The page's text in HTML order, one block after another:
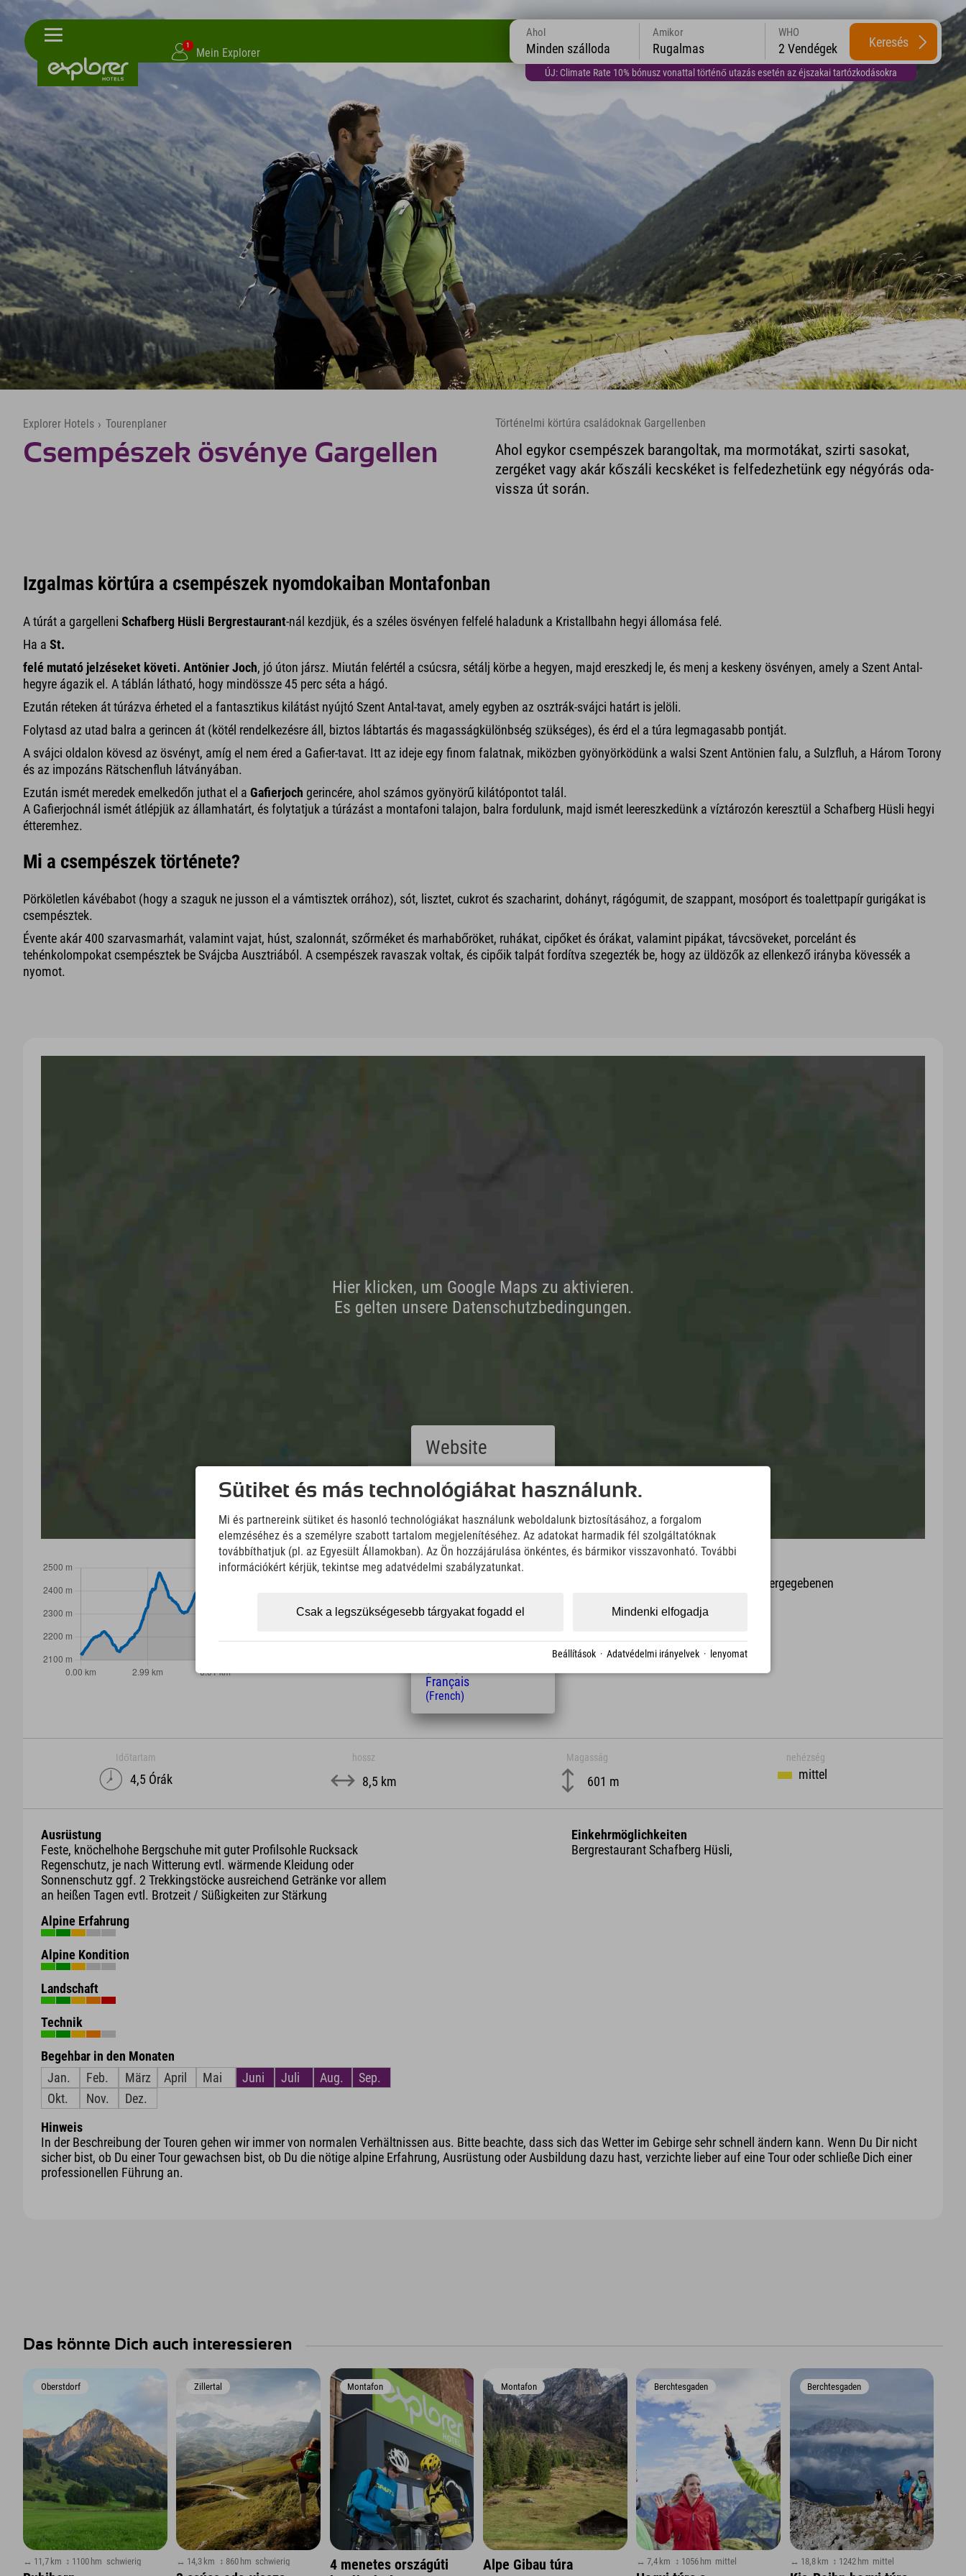
1
Mein Explorer
ÚJ: Climate Rate 10% bónusz vonattal történő utazás esetén az éjszakai tartózkodásokra
Ahol
Minden szálloda
Amikor
Rugalmas
WHO
2 Vendégek Keresés
Explorer Hotels › Tourenplaner
Csempészek ösvénye Gargellen
Történelmi körtúra családoknak Gargellenben
Ahol egykor csempészek barangoltak, ma mormotákat, szirti sasokat,
zergéket vagy akár kőszáli kecskéket is felfedezhetünk egy négyórás oda-
vissza út során.
Izgalmas körtúra a csempészek nyomdokaiban Montafonban
A túrát a gargelleni Schafberg Hüsli Bergrestaurant-nál kezdjük, és a széles ösvényen felfelé haladunk a Kristallbahn hegyi állomása felé.
Ha a St.
felé mutató jelzéseket követi. Antönier Joch, jó úton jársz. Miután felértél a csúcsra, sétálj körbe a hegyen, majd ereszkedj le, és menj a keskeny ösvényen, amely a Szent Antal-
hegyre ágazik el. A táblán látható, hogy mindössze 45 perc séta a hágó.
Ezután réteken át túrázva érheted el a fantasztikus kilátást nyújtó Szent Antal-tavat, amely egyben az osztrák-svájci határt is jelöli.
Folytasd az utad balra a gerincen át (kötél rendelkezésre áll, biztos lábtartás és magasságkülönbség szükséges), és érd el a túra legmagasabb pontját.
A svájci oldalon kövesd az ösvényt, amíg el nem éred a Gafier-tavat. Itt az ideje egy finom falatnak, miközben gyönyörködünk a walsi Szent Antönien falu, a Sulzfluh, a Három Torony
és az impozáns Rätschenfluh látványában.
Ezután ismét meredek emelkedőn juthat el a Gafierjoch gerincére, ahol számos gyönyörű kilátópontot talál.
A Gafierjochnál ismét átlépjük az államhatárt, és folytatjuk a túrázást a montafoni talajon, balra fordulunk, majd ismét leereszkedünk a víztározón keresztül a Schafberg Hüsli hegyi
étteremhez.
Mi a csempészek története?
Pörköletlen kávébabot (hogy a szaguk ne jusson el a vámtisztek orrához), sót, lisztet, cukrot és szacharint, dohányt, rágógumit, de szappant, mosóport és toalettpapír gurigákat is
csempésztek.
Évente akár 400 szarvasmarhát, valamint vajat, húst, szalonnát, szőrméket és marhabőröket, ruhákat, cipőket és órákat, valamint pipákat, távcsöveket, porcelánt és
tehénkolompokat csempésztek be Svájcba Ausztriából. A csempészek ravaszak voltak, és cipőik talpát fordítva szegezték be, hogy az üldözők az ellenkező irányba kövessék a
nyomot.
Hier klicken, um Google Maps zu aktivieren.
Es gelten unsere Datenschutzbedingungen.
Downloads
Wir übernehmen keine Haftung für die Richtigkeit, Vollständigkeit oder Aktualität der wiedergegebenen
Időtartam
4,5 Órák
hossz
8,5 km
Magasság
601 m
nehézség
mittel
Ausrüstung
Feste, knöchelhohe Bergschuhe mit guter Profilsohle Rucksack
Regenschutz, je nach Witterung evtl. wärmende Kleidung oder
Sonnenschutz ggf. 2 Trekkingstöcke ausreichend Getränke vor allem
an heißen Tagen evtl. Brotzeit / Süßigkeiten zur Stärkung
Alpine Erfahrung
Alpine Kondition
Landschaft
Technik
Begehbar in den Monaten
Jan.
Feb. März April Mai Juni Juli Aug.
Sep.
Okt.
Nov. Dez.
Einkehrmöglichkeiten
Bergrestaurant Schafberg Hüsli,
Hinweis
In der Beschreibung der Touren gehen wir immer von normalen Verhältnissen aus. Bitte beachte, dass sich das Wetter im Gebirge sehr schnell ändern kann. Wenn Du Dir nicht
sicher bist, ob Du einer Tour gewachsen bist, ob Du die nötige alpine Erfahrung, Ausrüstung oder Ausbildung dazu hast, verzichte lieber auf eine Tour oder schließe Dich einer
professionellen Führung an.
Das könnte Dich auch interessieren
Oberstdorf
↔ 11,7 km ↕ 1100 hm schwierig
Zillertal
↔ 14,3 km ↕ 860 hm schwierig
Montafon
4 menetes országúti
Montafon
Alpe Gibau túra
Berchtesgaden
↔ 7,4 km ↕ 1056 hm mittel
Berchtesgaden
↔ 18,8 km ↕ 1242 hm mittel
Sütiket és más technológiákat használunk.
Mi és partnereink sütiket és hasonló technológiákat használunk weboldalunk biztosításához, a forgalom
elemzéséhez és a személyre szabott tartalom megjelenítéséhez. Az adatokat harmadik fél szolgáltatóknak
továbbíthatjuk (pl. az Egyesült Államokban). Az Ön hozzájárulása önkéntes, és bármikor visszavonható. További
információkért kérjük, tekintse meg adatvédelmi szabályzatunkat.
Mindenki elfogadja
Csak a legszükségesebb tárgyakat fogadd el
Beállítások · Adatvédelmi irányelvek · lenyomat
Website
Deutsch
(German)
(English)
Italiano
(Italian)
Čeština
(Polish)
(Hungarian)
Français
(French)